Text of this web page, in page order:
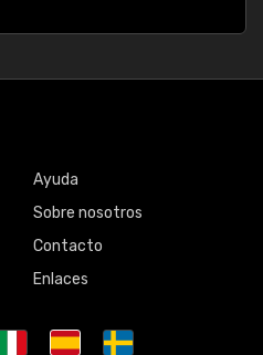
Ayuda
Sobre nosotros
Contacto
Enlaces